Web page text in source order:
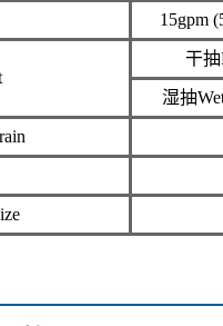
15gpm
干抽
湿抽